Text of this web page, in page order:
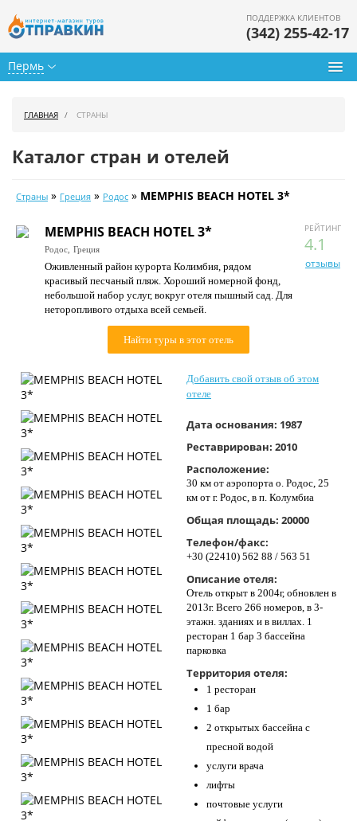
Пермь
ПОДДЕРЖКА КЛИЕНТОВ
(342) 255-42-17
Календарь туров
Цены дня
Страны
Как купить
Контакты
ГЛАВНАЯ СТРАНЫ
Каталог стран и отелей
Страны » Греция » Родос » MEMPHIS BEACH HOTEL 3*
РЕЙТИНГ
4.1
отзывы
MEMPHIS BEACH HOTEL 3*
Родос, Греция
Оживленный район курорта Колимбия, рядом
красивый песчаный пляж. Хороший номерной фонд,
небольшой набор услуг, вокруг отеля пышный сад. Для
неторопливого отдыха всей семьей.
Найти туры в этот отель
Добавить свой отзыв об этом
отеле
Дата основания: 1987
Реставрирован: 2010
Расположение:
30 км от аэропорта о. Родос, 25
км от г. Родос, в п. Колумбиа
Общая площадь: 20000
Телефон/факс:
+30 (22410) 562 88 / 563 51
Описание отеля:
Отель открыт в 2004г, обновлен в
2013г. Всего 266 номеров, в 3-
этажн. зданиях и в виллах. 1
ресторан 1 бар 3 бассейна
парковка
Территория отеля:
1 ресторан
1 бар
2 открытых бассейна с
пресной водой
услуги врача
лифты
почтовые услуги